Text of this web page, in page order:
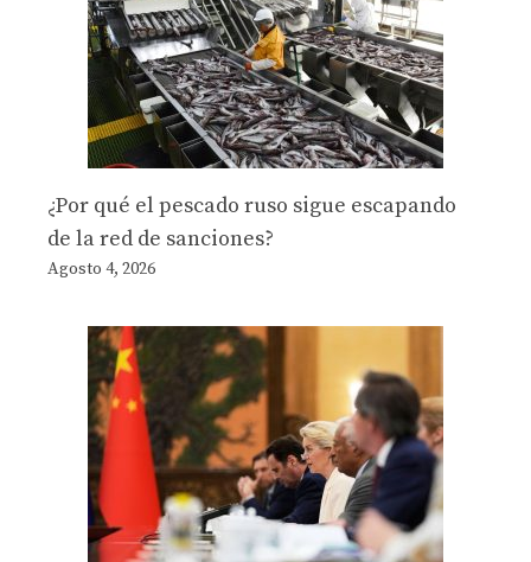
¿Por qué el pescado ruso sigue escapando
de la red de sanciones?
Agosto 4, 2026